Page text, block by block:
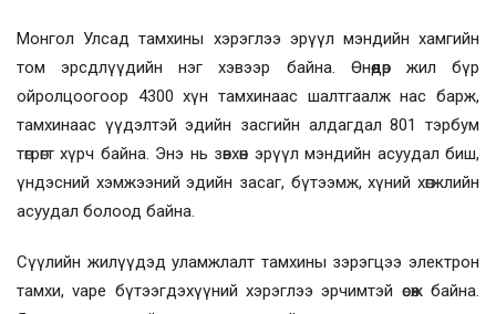
Монгол Улсад тамхины хэрэглээ эрүүл мэндийн хамгийн
том эрсдлүүдийн нэг хэвээр байна. Өнөөдөр жил бүр
ойролцоогоор 4300 хүн тамхинаас шалтгаалж нас барж,
тамхинаас үүдэлтэй эдийн засгийн алдагдал 801 тэрбум
төгрөгт хүрч байна. Энэ нь зөвхөн эрүүл мэндийн асуудал биш,
үндэсний хэмжээний эдийн засаг, бүтээмж, хүний хөгжлийн
асуудал болоод байна.
Сүүлийн жилүүдэд уламжлалт тамхины зэрэгцээ электрон
тамхи, vape бүтээгдэхүүний хэрэглээ эрчимтэй өсөж байна.